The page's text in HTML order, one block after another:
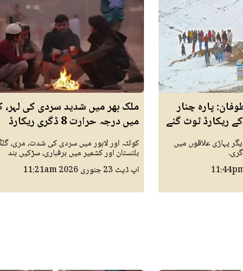
پارہ چنار
ریکارڈ ٹوٹ گئے
پہاڑی علاقوں میں
ملک بھر میں شدید سردی کی لہر،
میں درجہ حرارت 8 ڈگری ریکارڈ
کوئٹہ اور لاہور میں سردی کی شدت، مری،
بلتستان اور کشمیر میں برفباری، سڑکیں بند
اپ ڈیٹ 23 جنوری 2026 11:21am